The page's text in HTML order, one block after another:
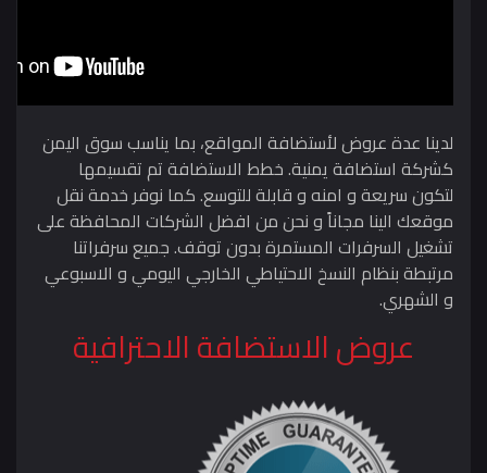
لدينا عدة عروض لأستضافة المواقع، بما يناسب سوق اليمن
كشركة استضافة يمنية. خطط الاستضافة تم تقسيمها
لتكون سريعة و امنه و قابلة للتوسع. كما نوفر خدمة نقل
موقعك الينا مجاناً و نحن من افضل الشركات المحافظة على
تشغيل السرفرات المستمرة بدون توقف. جميع سرفراتنا
مرتبطة بنظام النسخ الاحتياطي الخارجي اليومي و الاسبوعي
و الشهري.
عروض الاستضافة الاحترافية